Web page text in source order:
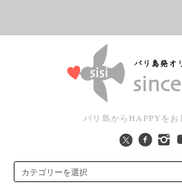
バリ島からHAPPYをお